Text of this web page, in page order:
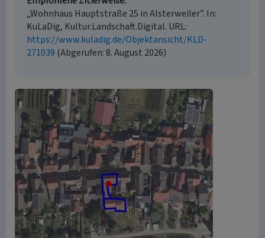
„Wohnhaus Hauptstraße 25 in Alsterweiler”. In:
KuLaDig, Kultur.Landschaft.Digital. URL:
https://www.kuladig.de/Objektansicht/KLD-
271039 (Abgerufen: 8. August 2026)